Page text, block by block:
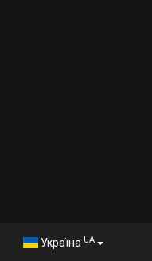
Україна UA